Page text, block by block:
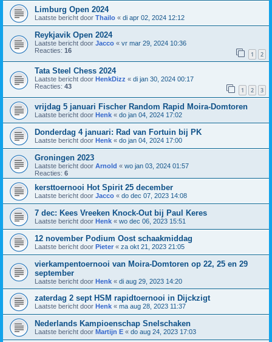
Limburg Open 2024
Laatste bericht door Thailo « di apr 02, 2024 12:12
Reykjavik Open 2024
Laatste bericht door Jacco « vr mar 29, 2024 10:36
Reacties: 16 1 2
Tata Steel Chess 2024
Laatste bericht door HenkDizz « di jan 30, 2024 00:17
Reacties: 43 1 2 3
vrijdag 5 januari Fischer Random Rapid Moira-Domtoren
Laatste bericht door Henk « do jan 04, 2024 17:02
Donderdag 4 januari: Rad van Fortuin bij PK
Laatste bericht door Henk « do jan 04, 2024 17:00
Groningen 2023
Laatste bericht door Arnold « wo jan 03, 2024 01:57
Reacties: 6
kersttoernooi Hot Spirit 25 december
Laatste bericht door Jacco « do dec 07, 2023 14:08
7 dec: Kees Vreeken Knock-Out bij Paul Keres
Laatste bericht door Henk « wo dec 06, 2023 15:51
12 november Podium Oost schaakmiddag
Laatste bericht door Pieter « za okt 21, 2023 21:05
vierkampentoernooi van Moira-Domtoren op 22, 25 en 29
september
Laatste bericht door Henk « di aug 29, 2023 14:20
zaterdag 2 sept HSM rapidtoernooi in Dijckzigt
Laatste bericht door Henk « ma aug 28, 2023 11:37
Nederlands Kampioenschap Snelschaken
Laatste bericht door Martijn E « do aug 24, 2023 17:03